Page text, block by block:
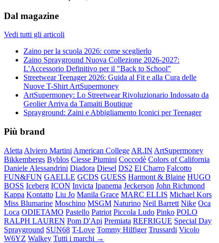
Dal magazine
Vedi tutti gli articoli
Zaino per la scuola 2026: come sceglierlo
Zaino Sprayground Nuova Collezione 2026-2027:
L'Accessorio Definitivo per il "Back to School"
Streetwear Teenager 2026: Guida al Fit e alla Cura delle
Nuove T-Shirt ArtSupermoney
ArtSupermoney: Lo Streetwear Rivoluzionario Indossato da
Geolier Arriva da Tamaiti Boutique
Sprayground: Zaini e Abbigliamento Iconici per Teenager
Più brand
Aletta Alviero Martini American College AR.IN ArtSupermoney
Bikkembergs Byblos Ciesse Piumini Coccodè Colors of California
Daniele Alessandrini Diadora Diesel DS2 El Charro Falcotto
FUN&FUN GAELLE GCDS GUESS Harmont & Blaine HUGO
BOSS Iceberg ICON Invicta Ipanema Jeckerson John Richmond
Kappa Kontatto Liu Jo Manila Grace MARC ELLIS Michael Kors
Miss Blumarine Moschino MSGM Naturino Neil Barrett Nike Oca
Loca ODIETAMO Pastello Patriot Piccola Ludo Pinko POLO
RALPH LAUREN Pom D'Api Premiata REFRIGUE Special Day
Sprayground SUN68 T-Love Tommy Hilfiger Trussardi Vicolo
W6YZ Walkey Tutti i marchi →